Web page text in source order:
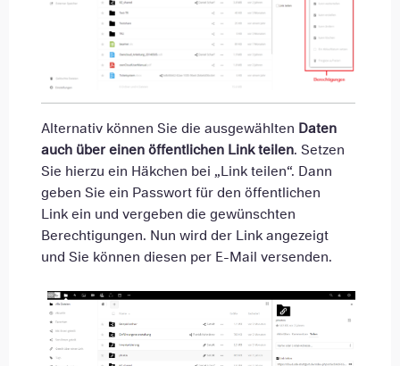
Alternativ können Sie die ausgewählten Daten
auch über einen öffentlichen Link teilen. Setzen
Sie hierzu ein Häkchen bei „Link teilen“. Dann
geben Sie ein Passwort für den öffentlichen
Link ein und vergeben die gewünschten
Berechtigungen. Nun wird der Link angezeigt
und Sie können diesen per E-Mail versenden.